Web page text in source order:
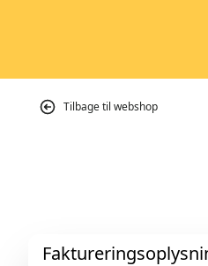
Tilbage til webshop